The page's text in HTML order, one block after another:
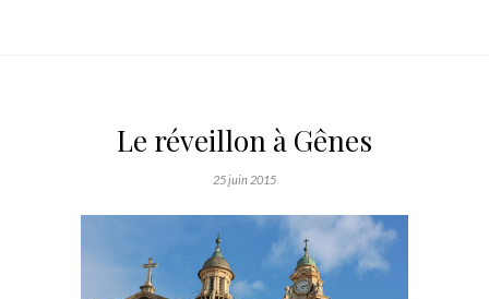
Le réveillon à Gênes
25 juin 2015